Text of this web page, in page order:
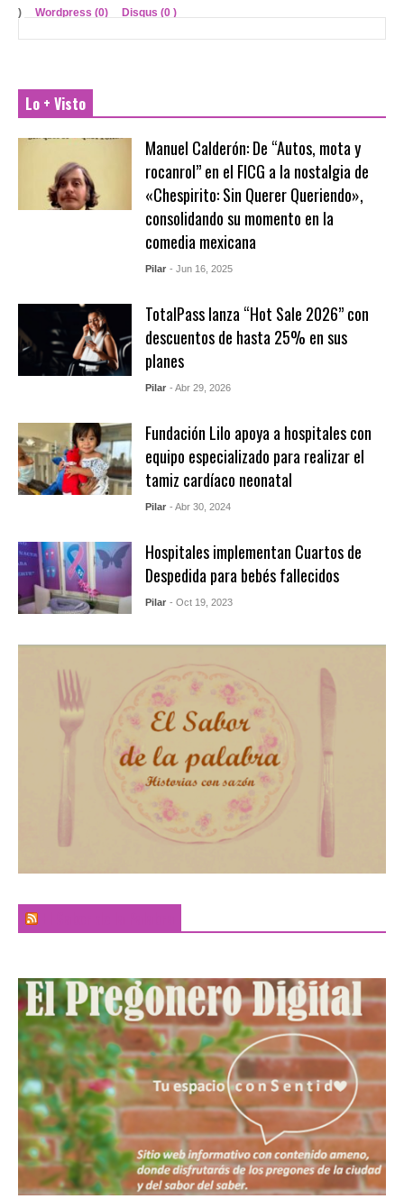
) Wordpress (0) Disqus (0 )
Lo + Visto
Manuel Calderón: De “Autos, mota y
rocanrol” en el FICG a la nostalgia de
«Chespirito: Sin Querer Queriendo»,
consolidando su momento en la
comedia mexicana
Pilar - Jun 16, 2025
TotalPass lanza “Hot Sale 2026” con
descuentos de hasta 25% en sus
planes
Pilar - Abr 29, 2026
Fundación Lilo apoya a hospitales con
equipo especializado para realizar el
tamiz cardíaco neonatal
Pilar - Abr 30, 2024
Hospitales implementan Cuartos de
Despedida para bebés fallecidos
Pilar - Oct 19, 2023